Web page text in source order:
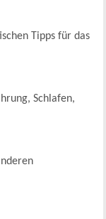
Tipps für das
Schlafen,